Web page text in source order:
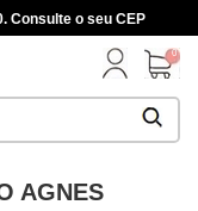
Consulte o seu CEP
0
AGNES